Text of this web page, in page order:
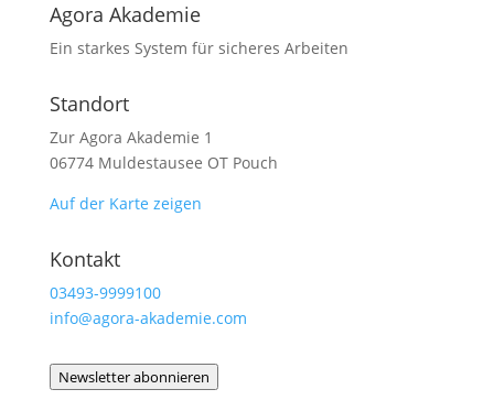
Agora Akademie
Ein starkes System für sicheres Arbeiten
Standort
Zur Agora Akademie 1
06774 Muldestausee OT Pouch
Auf der Karte zeigen
Kontakt
03493-9999100
info@agora-akademie.com
Newsletter abonnieren